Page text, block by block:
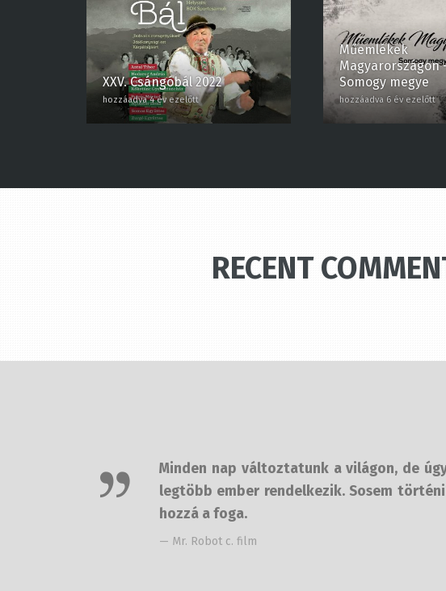
XXV. Csángóbál 2022
hozzáadva 4 év ezelőtt
Műemlékek
Magyarországon –
Somogy megye
hozzáadva 6 év ezelőtt
RECENT
Minden nap változtatunk a világon, de
legtöbb ember rendelkezik. Sosem
hozzá a foga.
— Mr. Robot c. film